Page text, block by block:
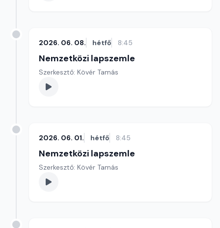
2026. 06. 08. hétfő 8:45
Nemzetközi lapszemle
Szerkesztő: Kövér Tamás
2026. 06. 01. hétfő 8:45
Nemzetközi lapszemle
Szerkesztő: Kövér Tamás